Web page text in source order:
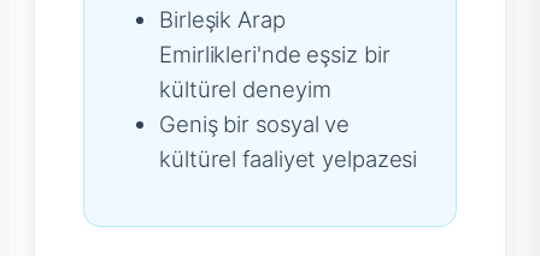
Birleşik Arap
Emirlikleri'nde eşsiz bir
kültürel deneyim
Geniş bir sosyal ve
kültürel faaliyet yelpazesi